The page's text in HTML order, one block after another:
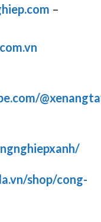
–
shop/cong-